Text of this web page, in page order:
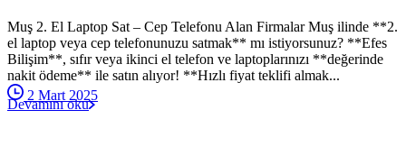
Muş 2. El Laptop Sat – Cep Telefonu Alan Firmalar Muş ilinde **2.
el laptop veya cep telefonunuzu satmak** mı istiyorsunuz? **Efes
Bilişim**, sıfır veya ikinci el telefon ve laptoplarınızı **değerinde
nakit ödeme** ile satın alıyor! **Hızlı fiyat teklifi almak...
2 Mart 2025
Devamını oku